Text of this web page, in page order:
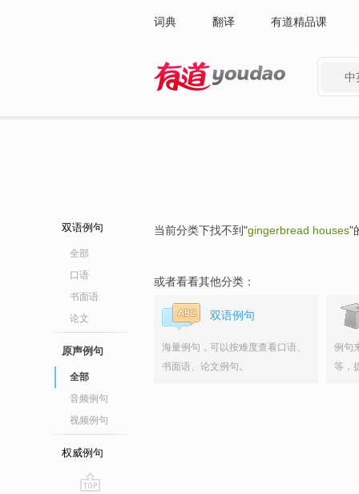
词典 翻译 有道精品课
中
双语例句
全部
口语
书面语
论文
原声例句
全部
音频例句
视频例句
权威例句
当前分类下找不到"gingerbread houses"
或者看看其他分类：
双语例句
海量例句，可以按难度查看口语、
书面语、论文例句。
例句
等，